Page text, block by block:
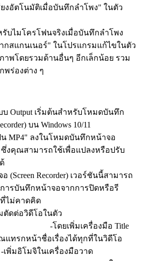
ยงอัตโนมัติเมื่อบันทึกลำโพง" ในตัว
เสียง
บไมโครโฟนจริงเมื่อบันทึกลำโพง
กสแกนเนอร์" ในโปรแกรมแก้ไขในตัว
าพโดยรวมด้านอื่นๆ อีกเล็กน้อย รวม
พร่องต่าง ๆ
บ Output เริ่มต้นสำหรับโหมดบันทึก
บน Windows 10/11
น MP4" ลงในโหมดบันทึกหน้าจอ
ซึ่งคุณสามารถใช้เพื่อแปลงหรือปรับ
Recorder) เวอร์ชันนี้สามารถ
ารบันทึกหน้าจอจากการปิดหรือรี
ที่ไม่คาดคิด
แกรมตัดต่อวิดีโอในตัว
มเครื่องมือ Title
แทรกหน้าชื่อเรื่องได้ทุกที่ในวิดีโอ
โมจิในเครื่องมือวาด